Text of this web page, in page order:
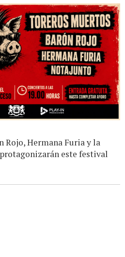
Rojo, Hermana Furia y la
este festival